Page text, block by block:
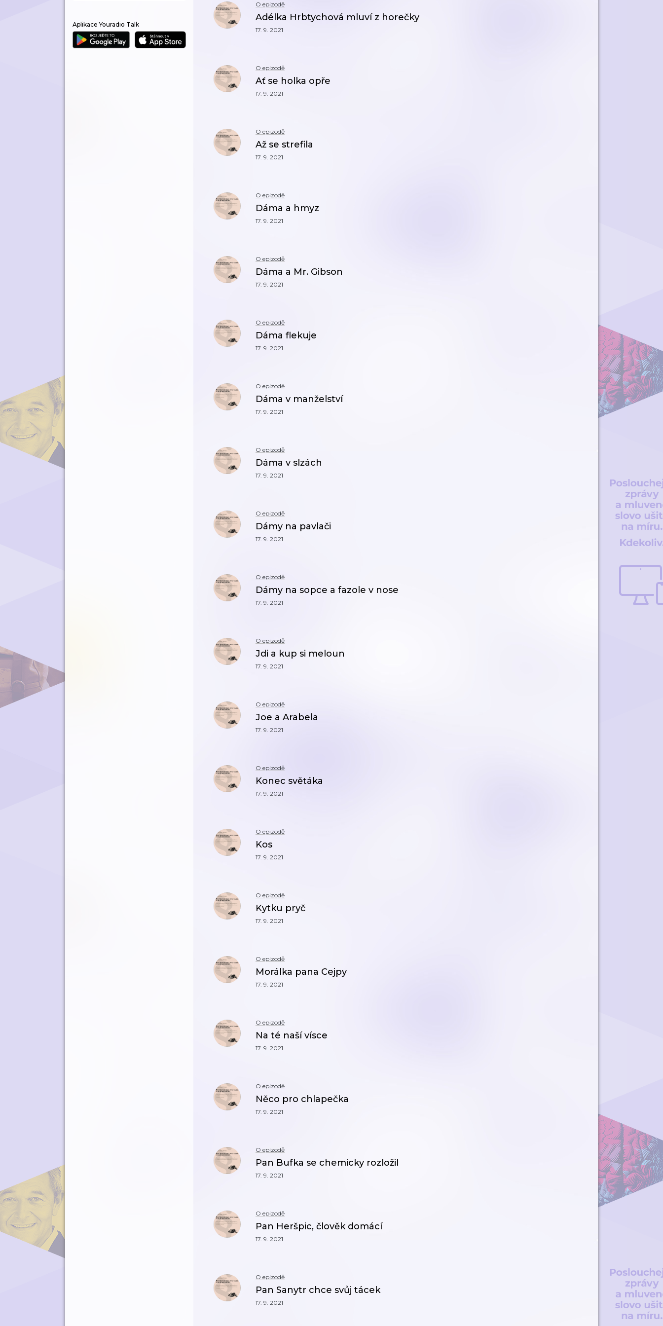
Aplikace Youradio Talk
O epizodě
Adélka Hrbtychová mluví z horečky
17. 9. 2021
O epizodě
Ať se holka opře
17. 9. 2021
O epizodě
Až se strefila
17. 9. 2021
O epizodě
Dáma a hmyz
17. 9. 2021
O epizodě
Dáma a Mr. Gibson
17. 9. 2021
O epizodě
Dáma flekuje
17. 9. 2021
O epizodě
Dáma v manželství
17. 9. 2021
O epizodě
Dáma v slzách
17. 9. 2021
O epizodě
Dámy na pavlači
17. 9. 2021
O epizodě
Dámy na sopce a fazole v nose
17. 9. 2021
O epizodě
Jdi a kup si meloun
17. 9. 2021
O epizodě
Joe a Arabela
17. 9. 2021
O epizodě
Konec světáka
17. 9. 2021
O epizodě
Kos
17. 9. 2021
O epizodě
Kytku pryč
17. 9. 2021
O epizodě
Morálka pana Cejpy
17. 9. 2021
O epizodě
Na té naší vísce
17. 9. 2021
O epizodě
Něco pro chlapečka
17. 9. 2021
O epizodě
Pan Bufka se chemicky rozložil
17. 9. 2021
O epizodě
Pan Heršpic, člověk domácí
17. 9. 2021
O epizodě
Pan Sanytr chce svůj tácek
17. 9. 2021